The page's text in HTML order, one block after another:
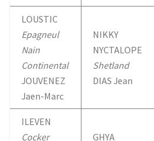
LOUSTIC
Epagneul
Nain
Continental
JOUVENEZ
Jaen-Marc
NIKKY
NYCTALOPE
Shetland
DIAS Jean
ILEVEN
Cocker
GHYA